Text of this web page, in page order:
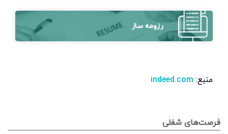
رزومه ساز
منبع: indeed.com
فرصت‌های شغلی